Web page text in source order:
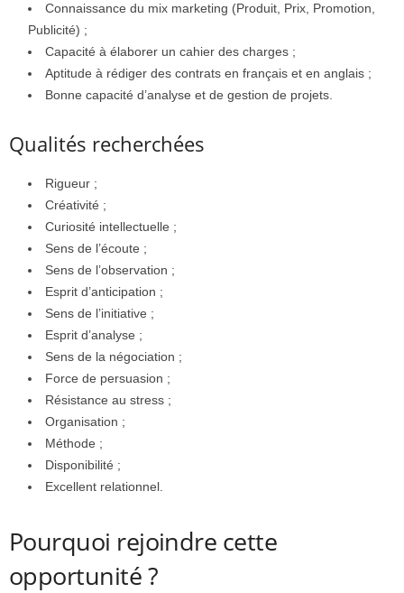
Connaissance du mix marketing (Produit, Prix, Promotion,
Publicité) ;
Capacité à élaborer un cahier des charges ;
Aptitude à rédiger des contrats en français et en anglais ;
Bonne capacité d’analyse et de gestion de projets.
Qualités recherchées
Rigueur ;
Créativité ;
Curiosité intellectuelle ;
Sens de l’écoute ;
Sens de l’observation ;
Esprit d’anticipation ;
Sens de l’initiative ;
Esprit d’analyse ;
Sens de la négociation ;
Force de persuasion ;
Résistance au stress ;
Organisation ;
Méthode ;
Disponibilité ;
Excellent relationnel.
Pourquoi rejoindre cette
opportunité ?